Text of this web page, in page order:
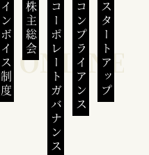
インボイス制度 株主総会 コーポレートガバナンスコンプライアンススタートアップ